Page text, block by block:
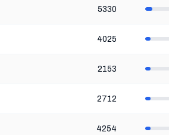
5330
4025
2153
2712
4254